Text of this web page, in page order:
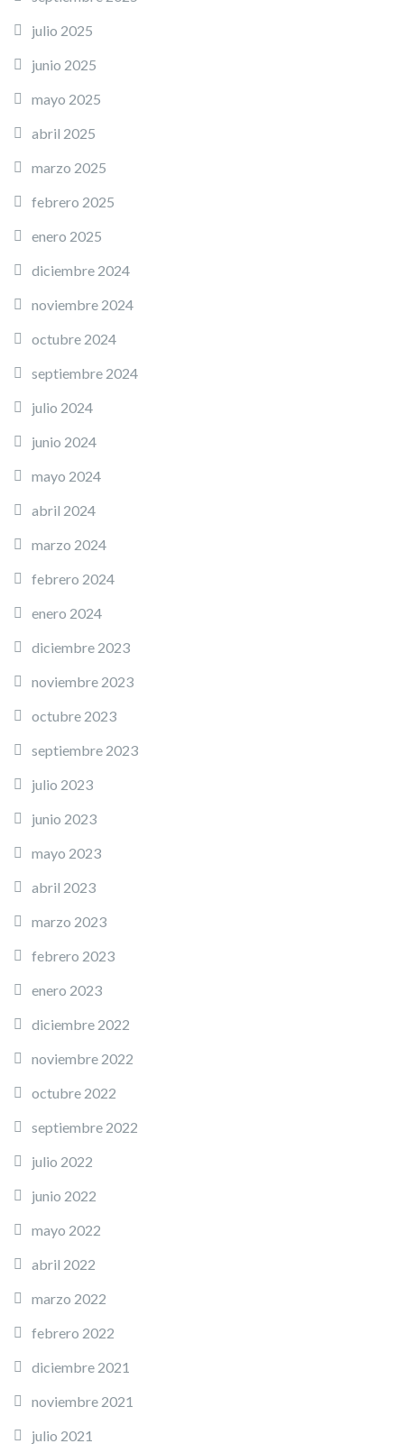
julio 2025
junio 2025
mayo 2025
abril 2025
marzo 2025
febrero 2025
enero 2025
diciembre 2024
noviembre 2024
octubre 2024
septiembre 2024
julio 2024
junio 2024
mayo 2024
abril 2024
marzo 2024
febrero 2024
enero 2024
diciembre 2023
noviembre 2023
octubre 2023
septiembre 2023
julio 2023
junio 2023
mayo 2023
abril 2023
marzo 2023
febrero 2023
enero 2023
diciembre 2022
noviembre 2022
octubre 2022
septiembre 2022
julio 2022
junio 2022
mayo 2022
abril 2022
marzo 2022
febrero 2022
diciembre 2021
noviembre 2021
julio 2021